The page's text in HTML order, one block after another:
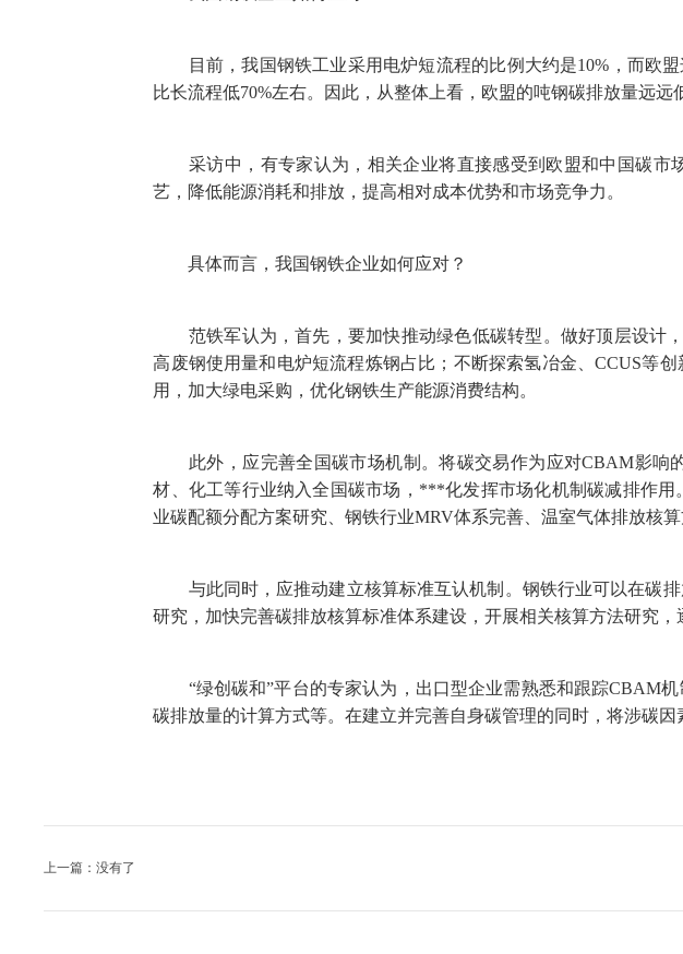
目前，我国钢铁工业采用电炉短流程的比例大约是10%，而欧盟
比长流程低70%左右。因此，从整体上看，欧盟的吨钢碳排放量远远
采访中，有专家认为，相关企业将直接感受到欧盟和中国碳市
艺，降低能源消耗和排放，提高相对成本优势和市场竞争力。
具体而言，我国钢铁企业如何应对？
范铁军认为，首先，要加快推动绿色低碳转型。做好顶层设计
高废钢使用量和电炉短流程炼钢占比；不断探索氢冶金、CCUS等
用，加大绿电采购，优化钢铁生产能源消费结构。
此外，应完善全国碳市场机制。将碳交易作为应对CBAM影响
材、化工等行业纳入全国碳市场，***化发挥市场化机制碳减排作
业碳配额分配方案研究、钢铁行业MRV体系完善、温室气体排放核
与此同时，应推动建立核算标准互认机制。钢铁行业可以在碳排
研究，加快完善碳排放核算标准体系建设，开展相关核算方法研究
“绿创碳和”平台的专家认为，出口型企业需熟悉和跟踪CBAM机
碳排放量的计算方式等。在建立并完善自身碳管理的同时，将涉碳
上一篇：没有了